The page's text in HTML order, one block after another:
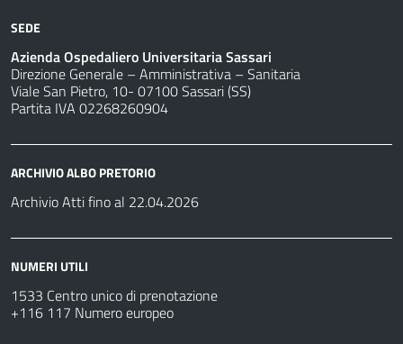
SEDE
Azienda Ospedaliero Universitaria Sassari
Direzione Generale – Amministrativa – Sanitaria
Viale San Pietro, 10- 07100 Sassari (SS)
Partita IVA 02268260904
ARCHIVIO ALBO PRETORIO
Archivio Atti fino al 22.04.2026
NUMERI UTILI
1533 Centro unico di prenotazione
+116 117 Numero europeo